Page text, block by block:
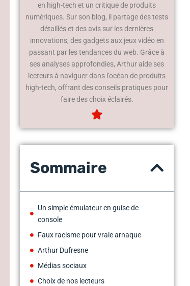
en high-tech et un critique de produits
numériques. Sur son blog, il partage des tests
détaillés et des avis sur les dernières
innovations, des gadgets aux jeux vidéo en
passant par les tendances du web. Grâce à
ses analyses approfondies, Arthur aide ses
lecteurs à naviguer dans l’océan de produits
high-tech, offrant des conseils pratiques pour
faire des choix éclairés.
Sommaire
Un simple émulateur en guise de
console
Faux racisme pour vraie arnaque
Arthur Dufresne
Médias sociaux
Choix de nos lecteurs